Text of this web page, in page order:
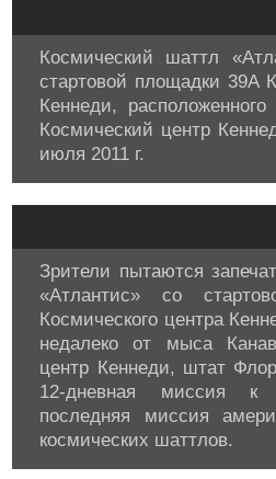
Космический шаттл
стартовой площадки 39A
Кеннеди,
Космический центр
июля 2011 г.
Зрители пытаются
«Атлантис» со
Космического центра
недалеко от мыса
центр Кеннеди, штат
12-дневная миссия
последняя миссия
космических шаттлов.